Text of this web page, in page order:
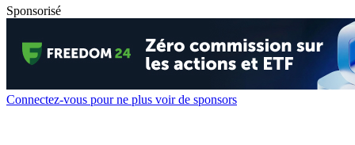
Sponsorisé
Connectez-vous pour ne plus voir de sponsors